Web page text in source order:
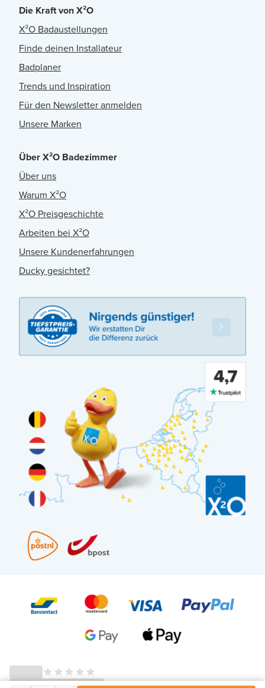
Die Kraft von X²O
X²O Badaustellungen
Finde deinen Installateur
Badplaner
Trends und Inspiration
Für den Newsletter anmelden
Unsere Marken
Über X²O Badezimmer
Über uns
Warum X²O
X²O Preisgeschichte
Arbeiten bei X²O
Unsere Kundenerfahrungen
Ducky gesichtet?